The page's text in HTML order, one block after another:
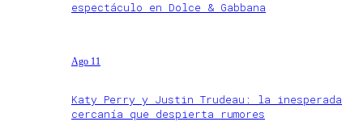
espectáculo en Dolce & Gabbana
Ago 11
Katy Perry y Justin Trudeau: la inesperada
cercanía que despierta rumores